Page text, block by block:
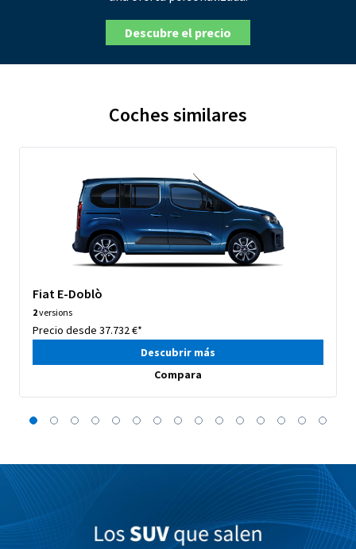
Descubre el precio
Coches similares
Fiat E-Doblò
2versions
Precio desde 37.732 €*
Descubrir más
Compara